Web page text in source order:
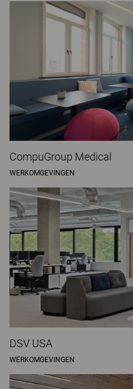
CompuGroup Medical
WERKOMGEVINGEN
DSV USA
WERKOMGEVINGEN